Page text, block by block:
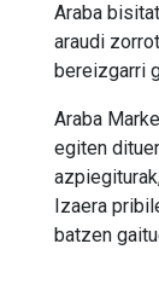
Araba
araudi
bereizgarri
Araba
egiten
Izaera
batzen